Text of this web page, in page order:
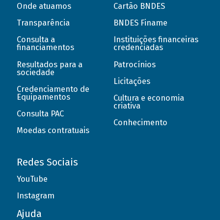
Onde atuamos
Transparência
Consulta a
financiamentos
Resultados para a
sociedade
Credenciamento de
Equipamentos
Consulta PAC
Moedas contratuais
Cartão BNDES
BNDES Finame
Instituições financeiras
credenciadas
Patrocínios
Licitações
Cultura e economia
criativa
Conhecimento
Redes Sociais
YouTube
Instagram
Ajuda